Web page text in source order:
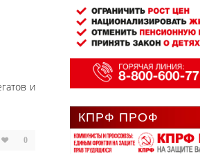
и
0
КПРФ ПРОФ